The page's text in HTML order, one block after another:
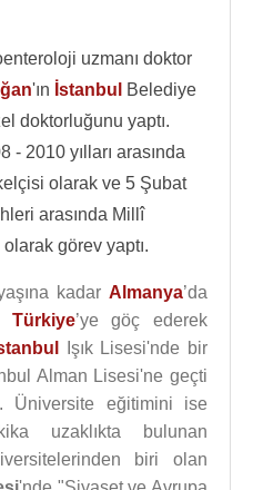
uzmanı doktor
'ın İstanbul
Belediye
doktorluğunu yaptı.
- 2010 yılları arasında
olarak ve 5 Şubat
arasında Millî
görev yaptı.
kadar Almanya’da
Türkiye’ye göç ederek
Işık Lisesi'nde bir
Alman Lisesi'ne geçti
Üniversite eğitimini ise
uzaklıkta bulunan
biri olan